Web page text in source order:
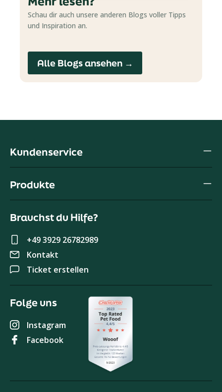
Schau dir auch unsere anderen Blogs voller Tipps
und Inspiration an.
Alle Blogs ansehen →
Folge uns
Instagram
Facebook
Kundenservice
Produkte
Brauchst du Hilfe?
+49 3929 26782989
Kontakt
Ticket erstellen